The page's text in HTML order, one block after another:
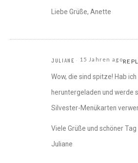
Liebe Grüße, Anette
JULIANE 15 Jahren ago
Wow, die sind spitze! Hab
heruntergeladen und werde
Silvester-Menükarten
Viele Grüße und schöner Tag
Juliane